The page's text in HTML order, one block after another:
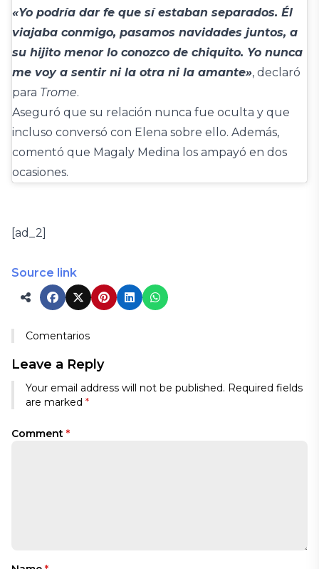
«Yo podría dar fe que sí estaban separados. Él
viajaba conmigo, pasamos navidades juntos, a
su hijito menor lo conozco de chiquito. Yo nunca
me voy a sentir ni la otra ni la amante», declaró
para Trome.
Aseguró que su relación nunca fue oculta y que
incluso conversó con Elena sobre ello. Además,
comentó que Magaly Medina los ampayó en dos
ocasiones.
[ad_2]
Source link
Comentarios
Leave a Reply
Your email address will not be published. Required fields
are marked *
Comment *